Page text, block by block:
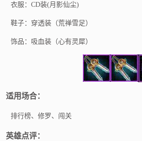
衣服：CD装(月影仙尘)
鞋子：穿透装（荒禅雪足）
饰品：吸血装（心有灵犀）
适用场合：
排行榜、修罗、闯关
英雄点评：